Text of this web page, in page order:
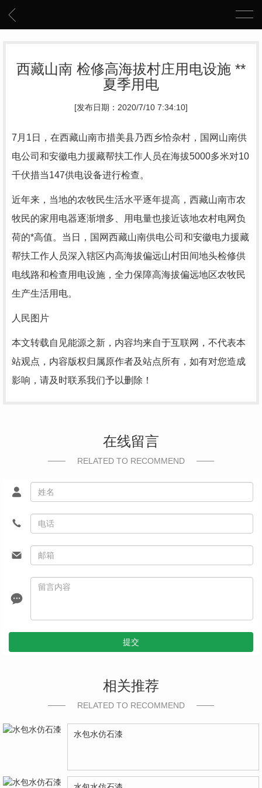
西藏山南 检修高海拔村庄用电设施 **
夏季用电
[发布日期：2020/7/10 7:34:10]
7月1日，在西藏山南市措美县乃西乡恰杂村，国网山南供
电公司和安徽电力援藏帮扶工作人员在海拔5000多米对10
千伏措当147供电设备进行检查。
近年来，当地的农牧民生活水平逐年提高，西藏山南市农
牧民的家用电器逐渐增多、用电量也接近该地农村电网负
荷的*高值。当日，国网西藏山南供电公司和安徽电力援藏
帮扶工作人员深入辖区内高海拔偏远山村田间地头检修供
电线路和检查用电设施，全力保障高海拔偏远地区农牧民
生产生活用电。
人民图片
本文转载自见能源之新，内容均来自于互联网，不代表本
站观点，内容版权归属原作者及站点所有，如有对您造成
影响，请及时联系我们予以删除！
在线留言
RELATED TO RECOMMEND
提交
相关推荐
RELATED TO RECOMMEND
水包水仿石漆